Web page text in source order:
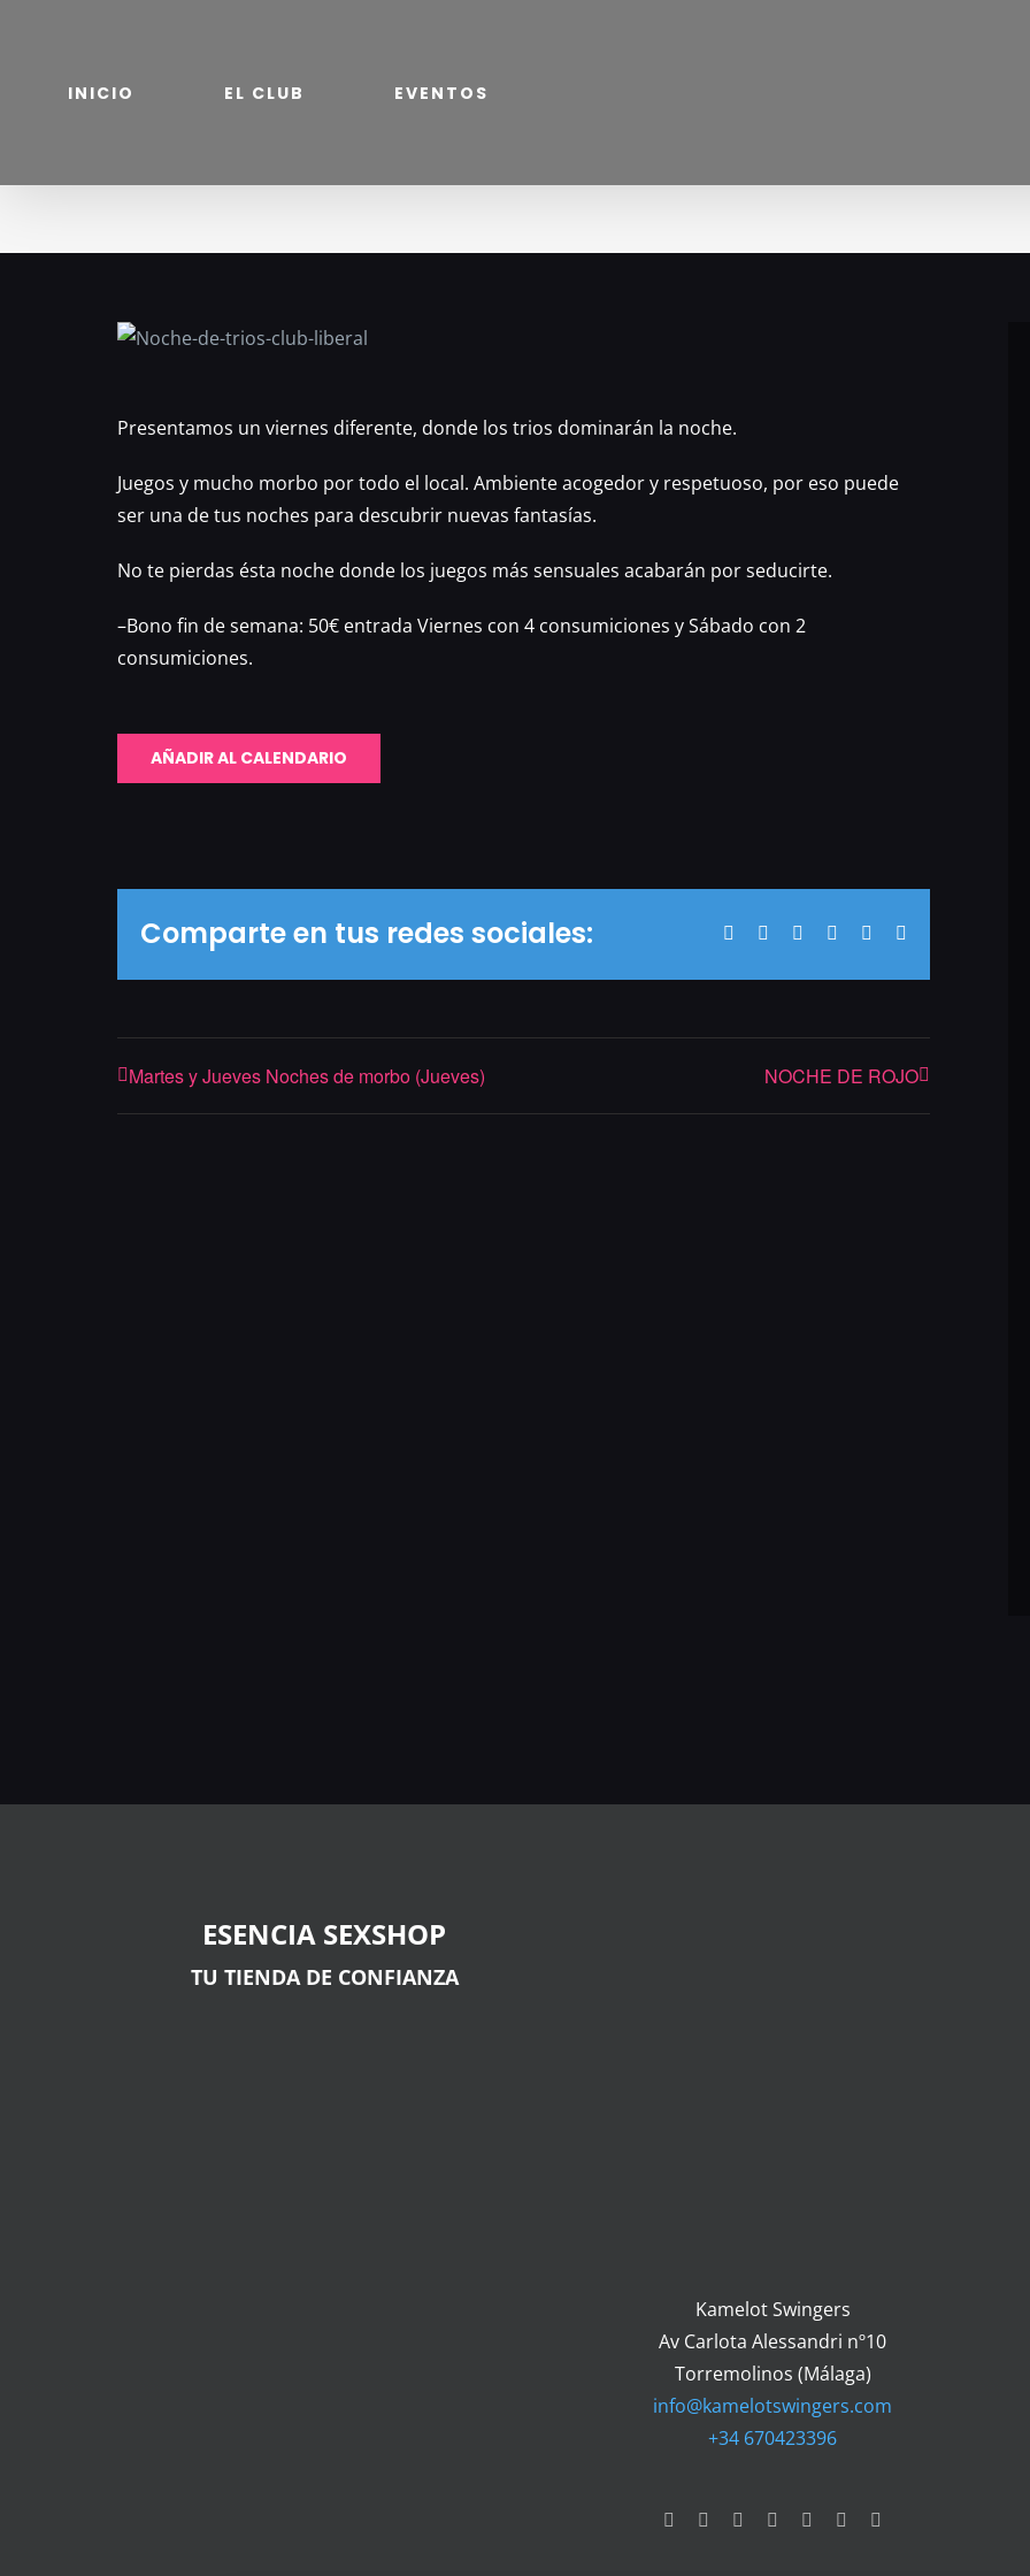
INICIO EL CLUB EVENTOS
Presentamos un viernes diferente, donde los trios dominarán la noche.
Juegos y mucho morbo por todo el local. Ambiente acogedor y respetuoso, por eso puede
ser una de tus noches para descubrir nuevas fantasías.
No te pierdas ésta noche donde los juegos más sensuales acabarán por seducirte.
–Bono fin de semana: 50€ entrada Viernes con 4 consumiciones y Sábado con 2
consumiciones.
AÑADIR AL CALENDARIO
Comparte en tus redes sociales: Facebook WhatsApp
TumblrPinterest
Martes y Jueves Noches de morbo (Jueves) NOCHE DE ROJO
ESENCIA SEXSHOP
TU TIENDA DE CONFIANZA
Kamelot Swingers
Av Carlota Alessandri nº10
Torremolinos (Málaga)
info@kamelotswingers.com
+34 670423396